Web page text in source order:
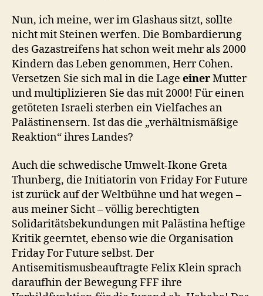
Nun, ich meine, wer im Glashaus sitzt, sollte
nicht mit Steinen werfen. Die Bombardierung
des Gazastreifens hat schon weit mehr als 2000
Kindern das Leben genommen, Herr Cohen.
Versetzen Sie sich mal in die Lage einerMutter
und multiplizieren Sie das mit 2000! Für einen
getöteten Israeli sterben ein Vielfaches an
Palästinensern. Ist das die „verhältnismäßige
Reaktion“ ihres Landes?
Auch die schwedische Umwelt-Ikone Greta
Thunberg, die Initiatorin von Friday For Future
ist zurück auf der Weltbühne und hat wegen –
aus meiner Sicht – völlig berechtigten
Solidaritätsbekundungen mit Palästina heftige
Kritik geerntet, ebenso wie die Organisation
Friday For Future selbst. Der
Antisemitismusbeauftragte Felix Klein sprach
daraufhin der Bewegung FFF ihre